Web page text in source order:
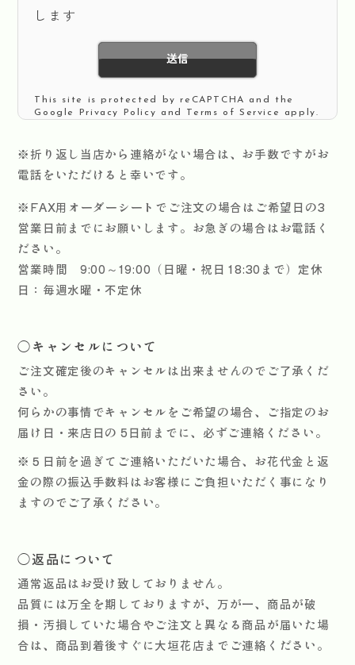
します
This site is protected by reCAPTCHA and the
Google
Privacy Policy and Terms of Service apply.
※折り返し当店から連絡がない場合は、お手数ですがお
電話をいただけると幸いです。
※FAX用オーダーシートでご注文の場合はご希望日の3
営業日前までにお願いします。お急ぎの場合はお電話く
ださい。
営業時間 9:00～19:00（日曜・祝日 18:30まで）定休
日：毎週水曜・不定休
◯キャンセルについて
ご注文確定後のキャンセルは出来ませんのでご了承くだ
さい。
何らかの事情でキャンセルをご希望の場合、ご指定のお
届け日・来店日の 5日前までに、必ずご連絡ください。
※５日前を過ぎてご連絡いただいた場合、お花代金と返
金の際の振込手数料はお客様にご負担いただく事になり
ますのでご了承ください。
◯返品について
通常返品はお受け致しておりません。
品質には万全を期しておりますが、万が一、商品が破
損・汚損していた場合やご注文と異なる商品が届いた場
合は、商品到着後すぐに大垣花店までご連絡ください。